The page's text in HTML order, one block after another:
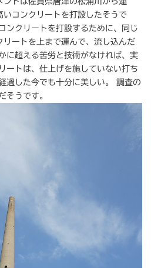
コンクリートを打設したそうで
ンクリートを打設するために、同じ
リートを上まで運んで、流し込んだ
に超える苦労と技術がなければ、実
ートは、仕上げを施していない打ち
した今でも十分に美しい。 調査の
うです。